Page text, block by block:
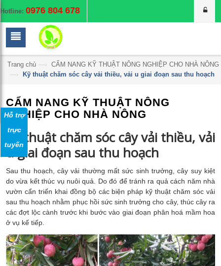
Hỗ trợ
trực
tuyến
Hotline: 0976 804 678
Trang chủ —› CẨM NANG KỸ THUẬT NÔNG NGHIỆP CHO NHÀ NÔNG
—›
Kỹ thuật chăm sóc cây vải thiều, vải u giai đoạn sau thu hoạch
CẨM NANG KỸ THUẬT NÔNG
NGHIỆP CHO NHÀ NÔNG
Kỹ thuật chăm sóc cây vải thiều, vải
u giai đoạn sau thu hoạch
Sau thu hoạch, cây vải thường mất sức sinh trưởng, cây suy kiệt
do vừa kết thúc vụ nuôi quả. Do đó để tránh ra quả cách năm nhà
vườn cẩn triển khai đồng bộ các biện pháp kỹ thuật chăm sóc vải
sau thu hoạch nhằm phục hồi sức sinh trưởng cho cây, thúc cây ra
các đợt lộc cành trước khi bước vào giai đoạn phân hoá mầm hoa
ở vụ kế tiếp.